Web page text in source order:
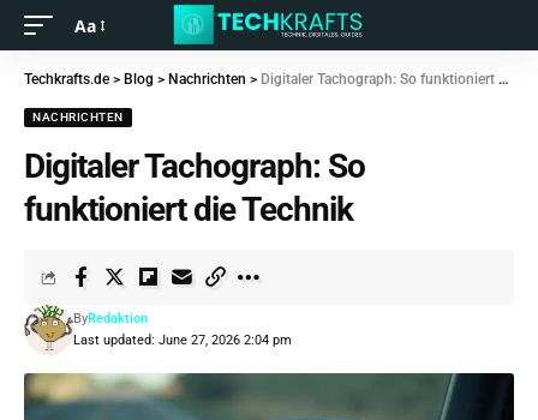
Aa
Techkrafts.de > Blog > Nachrichten > Digitaler Tachograph: So funktioniert die Technik
NACHRICHTEN
Digitaler Tachograph: So
funktioniert die Technik
Last updated: June 27, 2026 2:04 pm
ByRedaktion